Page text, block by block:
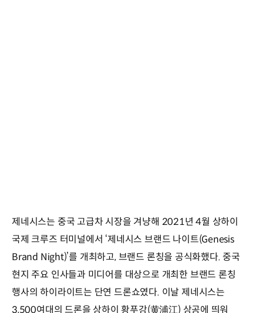
제네시스는 중국 고급차 시장을 겨냥해 2021년 4월 상하이
국제 크루즈 터미널에서 ‘제네시스 브랜드 나이트(Genesis
Brand Night)’를 개최하고, 브랜드 론칭을 공식화했다. 중국
현지 주요 인사들과 미디어를 대상으로 개최한 브랜드 론칭
행사의 하이라이트는 단연 드론쇼였다. 이날 제네시스는
3,500여대의 드론을 상하이 황푸강(黄浦江) 상공에 띄워